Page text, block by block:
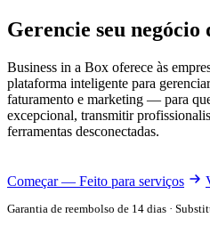
Gerencie seu
Business in a Box oferece às
plataforma inteligente para
faturamento e marketing — para
excepcional, transmitir
ferramentas desconectadas.
Começar — Feito para serviços
Garantia de reembolso de 14 dias ·